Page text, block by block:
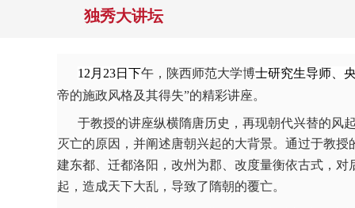
独秀大讲坛
12月23日下午，陕西师范大学博士研究生导师
帝的施政风格及其得失”的精彩讲座。
于教授的讲座纵横隋唐历史，再现朝代兴替的风
灭亡的原因，并阐述唐朝兴起的大背景。 通过于教授
建东都、迁都洛阳，改州为郡、改度量衡依古式，
起，造成天下大乱，导致了隋朝的覆亡。